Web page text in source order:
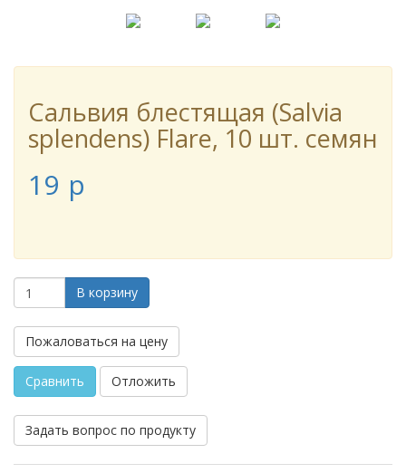
Сальвия блестящая (Salvia
splendens) Flare, 10 шт. семян
19 p
В корзину
Пожаловаться на цену
Сравнить Отложить
Задать вопрос по продукту